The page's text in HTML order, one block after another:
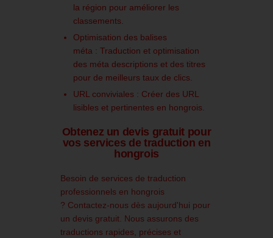
la région pour améliorer les
classements.
Optimisation des balises
méta : Traduction et optimisation
des méta descriptions et des titres
pour de meilleurs taux de clics.
URL conviviales : Créer des URL
lisibles et pertinentes en hongrois.
Obtenez un devis gratuit pour
vos services de traduction en
hongrois
Besoin de services de traduction
professionnels en hongrois
? Contactez-nous dès aujourd'hui pour
un devis gratuit. Nous assurons des
traductions rapides, précises et